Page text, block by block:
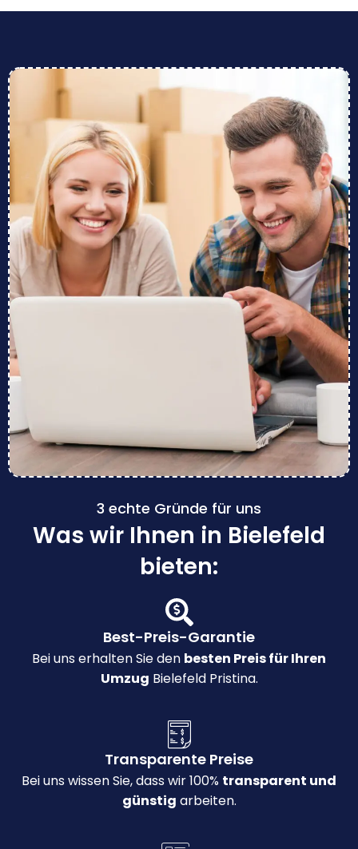
3 echte Gründe für uns
Was wir Ihnen in Bielefeld
bieten:
Best-Preis-Garantie
Bei uns erhalten Sie den besten Preis für Ihren
Umzug Bielefeld Pristina.
Transparente Preise
Bei uns wissen Sie, dass wir 100% transparent und
günstig arbeiten.